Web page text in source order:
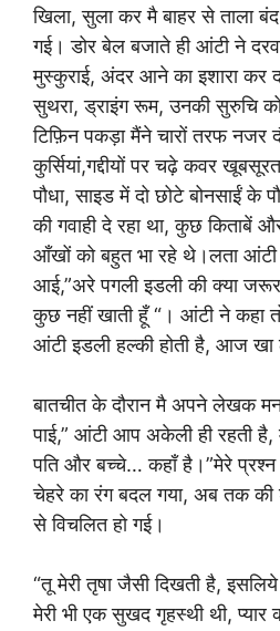
खिला, सुला कर मै बाहर से ताला
गई। डोर बेल बजाते ही आंटी ने
मुस्कुराई, अंदर आने का इशारा कर
सुथरा, ड्राइंग रूम, उनकी सुरुचि
टिफ़िन पकड़ा मैंने चारों तरफ नजर
कुर्सियां,गद्दीयों पर चढ़े कवर
पौधा, साइड में दो छोटे बोनसाईं के
की गवाही दे रहा था, कुछ किताबें
आँखों को बहुत भा रहे थे।लता आंटी
आई,”अरे पगली इडली की क्या
कुछ नहीं खाती हूँ “। आंटी ने कहा तो
आंटी इडली हल्की होती है, आज खा
बातचीत के दौरान मै अपने लेखक
पाई,” आंटी आप अकेली ही रहती
पति और बच्चे… कहाँ है।”मेरे
चेहरे का रंग बदल गया, अब तक की
से विचलित हो गई।
“तू मेरी तृषा जैसी दिखती है,
मेरी भी एक सुखद गृहस्थी थी, प्यार